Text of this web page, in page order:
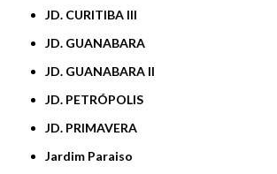
JD. CURITIBA III
JD. GUANABARA
JD. GUANABARA II
JD. PETRÓPOLIS
JD. PRIMAVERA
Jardim Paraiso